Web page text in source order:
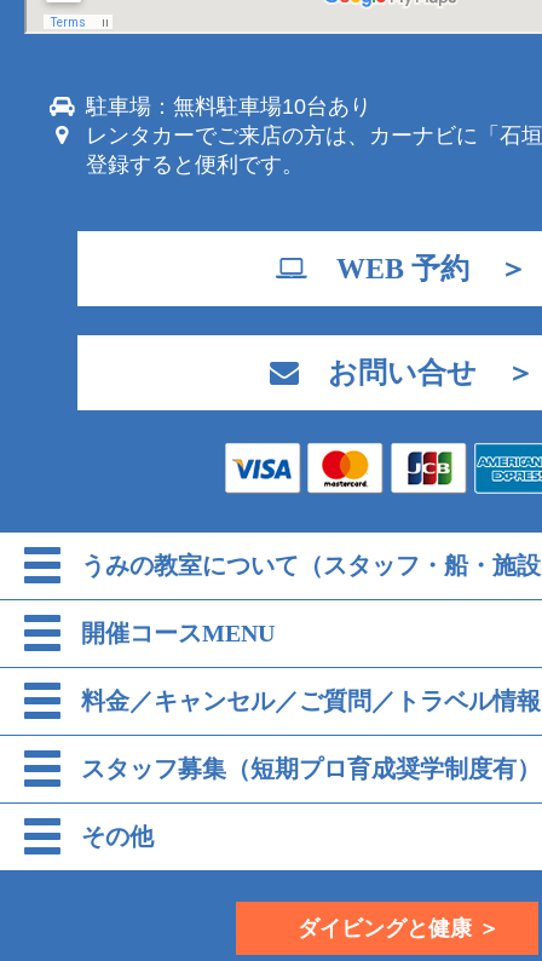
駐車場：無料駐車場10台あり
レンタカーでご来店の方は、カーナビに「石
登録すると便利です。
WEB 予約 ＞
お問い合せ ＞
うみの教室について（スタッフ・船・施
開催コースMENU
料金／キャンセル／ご質問／トラベル情報
スタッフ募集（短期プロ育成奨学制度有）
その他
ダイビングと健康 ＞